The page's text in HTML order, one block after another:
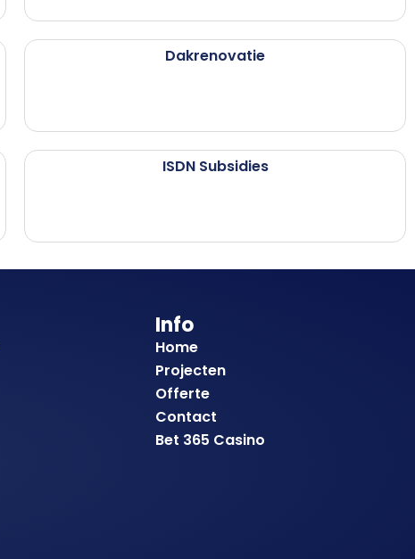
Dakrenovatie
ISDN Subsidies
Info
Home
Projecten
Offerte
Contact
Bet 365 Casino